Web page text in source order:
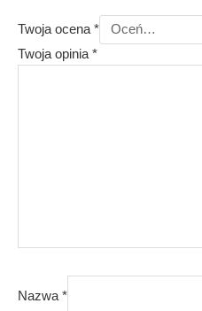
Twoja ocena*
Twoja opinia *
Nazwa *